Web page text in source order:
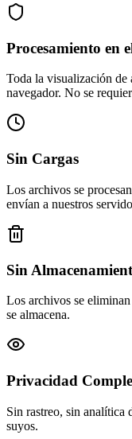
Procesamiento en
Toda la visualización de
navegador. No se
Sin Cargas
Los archivos se
envían a nuestros
Sin
Los archivos se
se almacena.
Privacidad
Sin rastreo, sin analítica
suyos.